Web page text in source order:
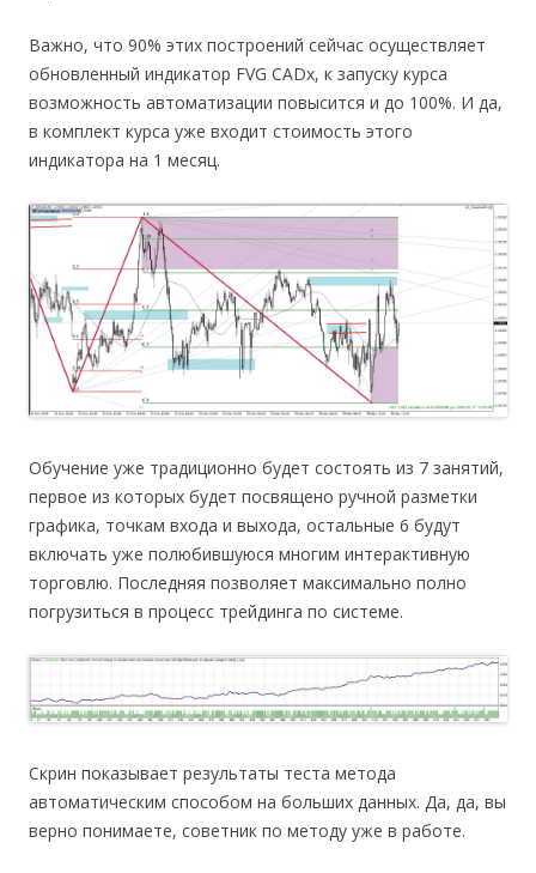
Важно, что 90% этих построений сейчас осуществляет
обновленный индикатор FVG CADx, к запуску курса
возможность автоматизации повысится и до 100%. И да,
в комплект курса уже входит стоимость этого
индикатора на 1 месяц.
Обучение уже традиционно будет состоять из 7 занятий,
первое из которых будет посвящено ручной разметки
графика, точкам входа и выхода, остальные 6 будут
включать уже полюбившуюся многим интерактивную
торговлю. Последняя позволяет максимально полно
погрузиться в процесс трейдинга по системе.
Скрин показывает результаты теста метода
автоматическим способом на больших данных. Да, да, вы
верно понимаете, советник по методу уже в работе.